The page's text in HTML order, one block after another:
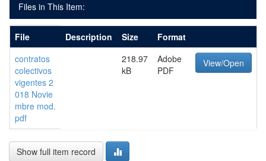
Files in This Item:
File Description Size
Format
contratos
colectivos
vigentes 2
018 Novie
mbre mod.
pdf
218.97
kB
Adobe
PDF
View/Open
Show full item record